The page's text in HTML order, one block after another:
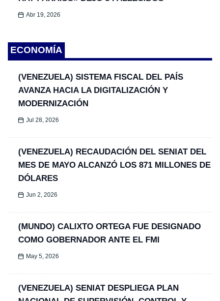
Abr 19, 2026
ECONOMÍA
(VENEZUELA) SISTEMA FISCAL DEL PAÍS
AVANZA HACIA LA DIGITALIZACIÓN Y
MODERNIZACIÓN
Jul 28, 2026
(VENEZUELA) RECAUDACIÓN DEL SENIAT DEL
MES DE MAYO ALCANZÓ LOS 871 MILLONES DE
DÓLARES
Jun 2, 2026
(MUNDO) CALIXTO ORTEGA FUE DESIGNADO
COMO GOBERNADOR ANTE EL FMI
May 5, 2026
(VENEZUELA) SENIAT DESPLIEGA PLAN